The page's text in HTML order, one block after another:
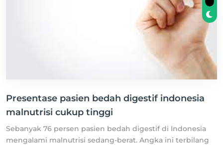
Presentase pasien bedah digestif indonesia
malnutrisi cukup tinggi
Sebanyak 76 persen pasien bedah digestif di Indonesia
mengalami malnutrisi sedang-berat. Angka ini terbilang